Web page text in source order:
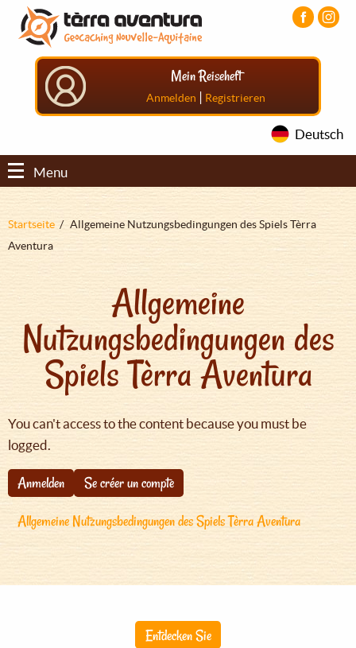
Direkt
zum
Inhalt
Aller
menu
principal
Aller
pied
Mein Reiseheft
Anmelden | Registrieren
Deutsch
Menu
Pfadnavigation
Startseite
Allgemeine Nutzungsbedingungen des Spiels Tèrra
Aventura
Allgemeine
Nutzungsbedingungen des
Spiels Tèrra Aventura
You can't access to the content because you must be
logged.
Anmelden
Se créer un compte
Allgemeine Nutzungsbedingungen des Spiels Tèrra Aventura
Entdecken Sie